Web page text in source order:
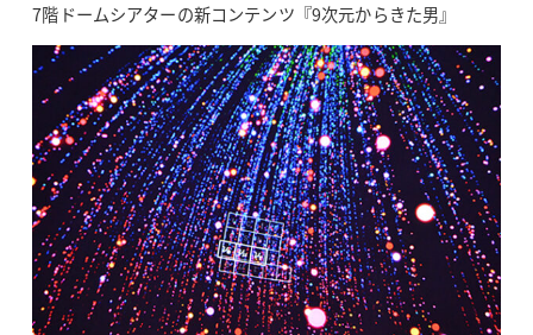
7階ドームシアターの新コンテンツ『9次元からきた男』